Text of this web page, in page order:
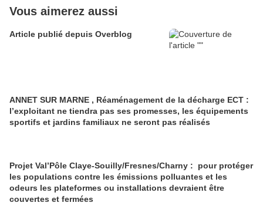
Vous aimerez aussi
Article publié depuis Overblog
ANNET SUR MARNE , Réaménagement de la décharge ECT :
l’exploitant ne tiendra pas ses promesses, les équipements
sportifs et jardins familiaux ne seront pas réalisés
Projet Val’Pôle Claye-Souilly/Fresnes/Charny : pour protéger
les populations contre les émissions polluantes et les
odeurs les plateformes ou installations devraient être
couvertes et fermées